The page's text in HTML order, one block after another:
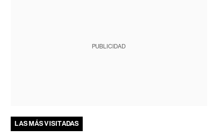
PUBLICIDAD
LAS MÁS VISITADAS